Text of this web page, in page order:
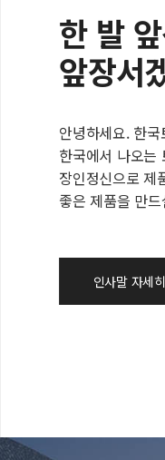
한 발
앞장서
안녕하세요. 한
한국에서 나오는
장인정신으로 제
좋은 제품을 만
인사말 자세